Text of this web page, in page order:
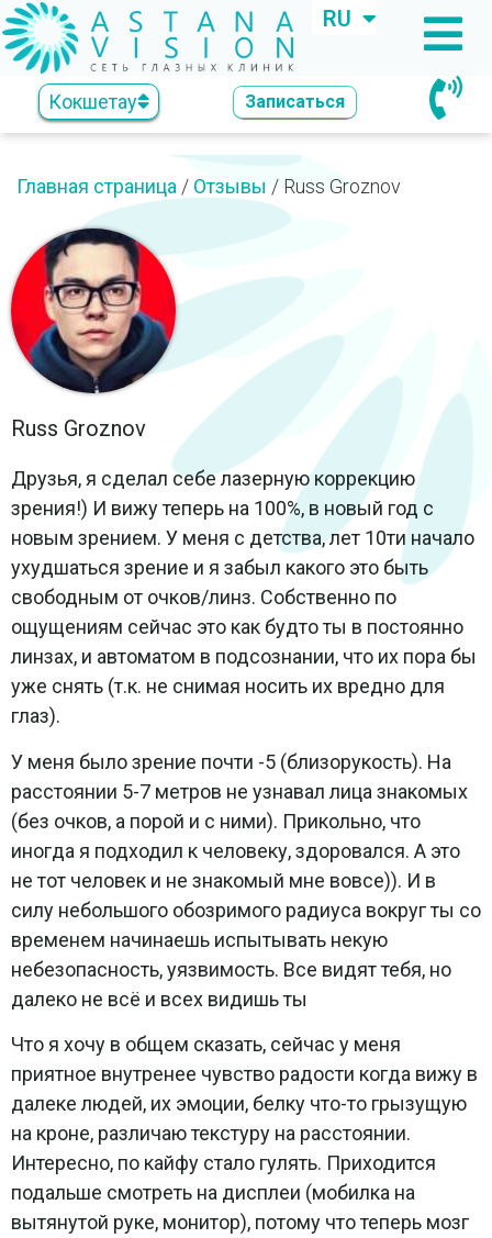
RU
KZ
Кокшетау Записаться
Главная страница / Отзывы / Russ Groznov
Russ Groznov
Друзья, я сделал себе лазерную коррекцию
зрения!) И вижу теперь на 100%, в новый год с
новым зрением. У меня с детства, лет 10ти начало
ухудшаться зрение и я забыл какого это быть
свободным от очков/линз. Собственно по
ощущениям сейчас это как будто ты в постоянно
линзах, и автоматом в подсознании, что их пора бы
уже снять (т.к. не снимая носить их вредно для
глаз).
У меня было зрение почти -5 (близорукость). На
расстоянии 5-7 метров не узнавал лица знакомых
(без очков, а порой и с ними). Прикольно, что
иногда я подходил к человеку, здоровался. А это
не тот человек и не знакомый мне вовсе)). И в
силу небольшого обозримого радиуса вокруг ты со
временем начинаешь испытывать некую
небезопасность, уязвимость. Все видят тебя, но
далеко не всё и всех видишь ты
Что я хочу в общем сказать, сейчас у меня
приятное внутренее чувство радости когда вижу в
далеке людей, их эмоции, белку что-то грызущую
на кроне, различаю текстуру на расстоянии.
Интересно, по кайфу стало гулять. Приходится
подальше смотреть на дисплеи (мобилка на
вытянутой руке, монитор), потому что теперь мозг